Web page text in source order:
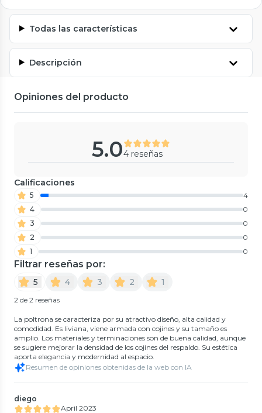
Todas las características
Descripción
Opiniones del producto
5.04 reseñas
Calificaciones
5
4
4
0
3
0
2
0
1
0
Filtrar reseñas por:
5 4 3 2 1
2 de 2 reseñas
La poltrona se caracteriza por su atractivo diseño, alta calidad y
comodidad. Es liviana, viene armada con cojines y su tamaño es
amplio. Los materiales y terminaciones son de buena calidad, aunque
se sugiere mejorar la densidad de los cojines del respaldo. Su estética
aporta elegancia y modernidad al espacio.
Resumen de opiniones obtenidas de la web con IA
diego
April 2023